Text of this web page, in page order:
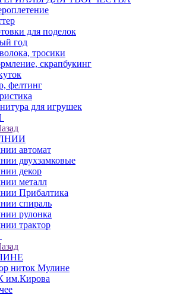
для поделок
год
тросики
скрапбукинг
фелтинг
для игрушек
автомат
двухзамковые
декор
металл
Прибалтика
спираль
рулонка
трактор
ниток Мулине
им.Кирова